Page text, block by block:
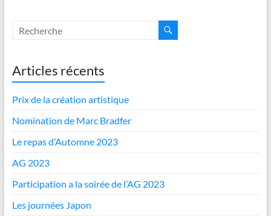
Articles récents
Prix de la création artistique
Nomination de Marc Bradfer
Le repas d’Automne 2023
AG 2023
Participation a la soirée de l’AG 2023
Les journées Japon